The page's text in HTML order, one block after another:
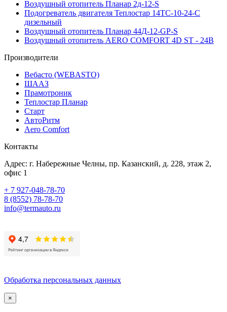
Воздушный отопитель Планар 2д-12-S
Подогреватель двигателя Теплостар 14ТС-10-24-С
дизельный
Воздушный отопитель Планар 44Д-12-GP-S
Воздушный отопитель AERO COMFORT 4D ST - 24В
Производители
Вебасто (WEBASTO)
ШААЗ
Прамотроник
Теплостар Планар
Старт
АвтоРитм
Aero Comfort
Контакты
Адрес: г. Набережные Челны, пр. Казанский, д. 228, этаж 2,
офис 1
+ 7 927-048-78-70
8 (8552) 78-78-70
info@termauto.ru
Обработка персональных данных
×